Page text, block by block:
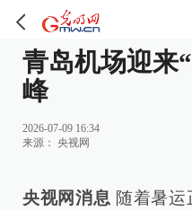
青岛机场迎来
峰
2026-07-09 16:34
来源： 央视网
央视网消息 随着暑运